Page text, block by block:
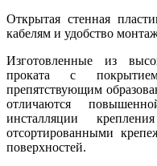
Открытая стенная
кабелям и удобство
Изготовленные из
проката с
препятствующим
отличаются
инсталляции
отсортированными
поверхностей.